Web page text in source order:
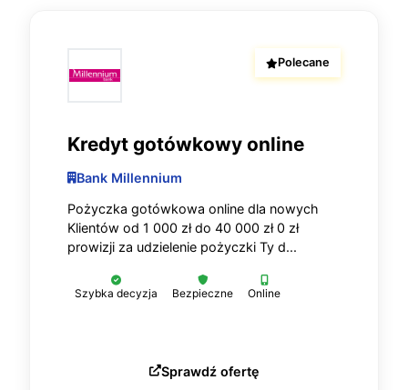
Polecane
Kredyt gotówkowy online
Bank Millennium
Pożyczka gotówkowa online dla nowych
Klientów od 1 000 zł do 40 000 zł 0 zł
prowizji za udzielenie pożyczki Ty d...
Szybka decyzja Bezpieczne Online
Sprawdź ofertę